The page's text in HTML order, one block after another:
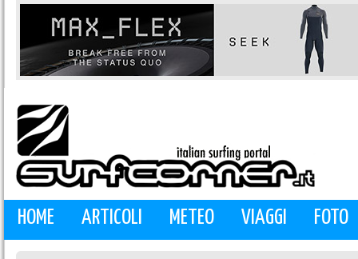
HOME ARTICOLI METEO VIAGGI FOTO